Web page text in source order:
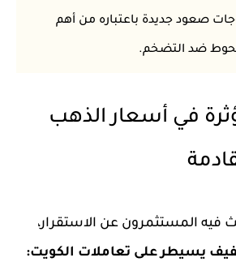
صعود جديدة باعتباره من أهم
ضد التضخم.
في أسعار الذهب
فيه المستثمرون عن الاستقرار،
يسيطر على تعاملات الكويت: